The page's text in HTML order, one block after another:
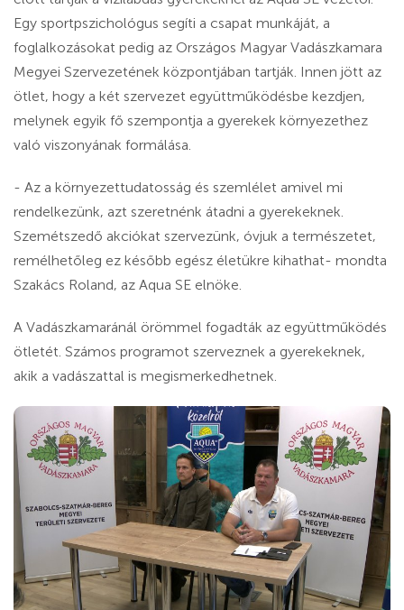
Egy sportpszichológus segíti a csapat munkáját, a
foglalkozásokat pedig az Országos Magyar Vadászkamara
Megyei Szervezetének központjában tartják. Innen jött az
ötlet, hogy a két szervezet együttműködésbe kezdjen,
melynek egyik fő szempontja a gyerekek környezethez
való viszonyának formálása.
- Az a környezettudatosság és szemlélet amivel mi
rendelkezünk, azt szeretnénk átadni a gyerekeknek.
Szemétszedő akciókat szervezünk, óvjuk a természetet,
remélhetőleg ez később egész életükre kihathat- mondta
Szakács Roland, az Aqua SE elnöke.
A Vadászkamaránál örömmel fogadták az együttműködés
ötletét. Számos programot szerveznek a gyerekeknek,
akik a vadászattal is megismerkedhetnek.